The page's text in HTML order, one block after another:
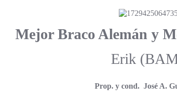
Mejor Braco Alemán y
Erik
Prop. y cond. José A.